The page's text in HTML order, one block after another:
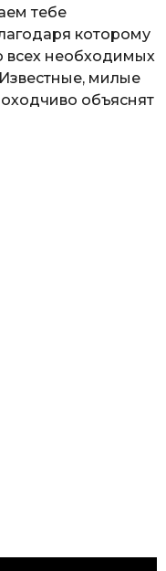
тебе
которому
всех необходимых
милые
объяснят